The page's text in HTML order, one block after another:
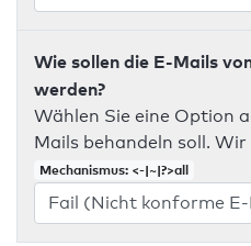
Wie sollen die E-Mails
werden?
Wählen Sie eine Option
Mails behandeln soll.
Mechanismus: <-|~|?>all